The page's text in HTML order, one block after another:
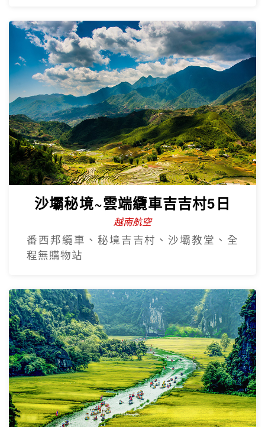
沙壩秘境~雲端纜車吉吉村5日
越南航空
番西邦纜車、秘境吉吉村、沙壩教堂、全
程無購物站